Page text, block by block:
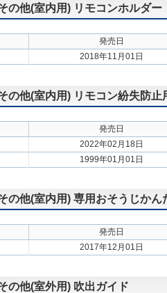
の他(室内用) リモコンホルダー
発売日
2018年11月01日
の他(室内用) リモコン紛失防止
発売日
2022年02月18日
1999年01月01日
の他(室内用) 専用おそうじかん
発売日
2017年12月01日
の他(室外用) 吹出ガイド